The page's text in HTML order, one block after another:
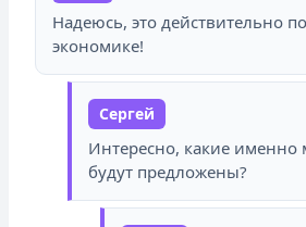
Надеюсь, это действительно
экономике!
Сергей
Интересно, какие именно
будут предложены?